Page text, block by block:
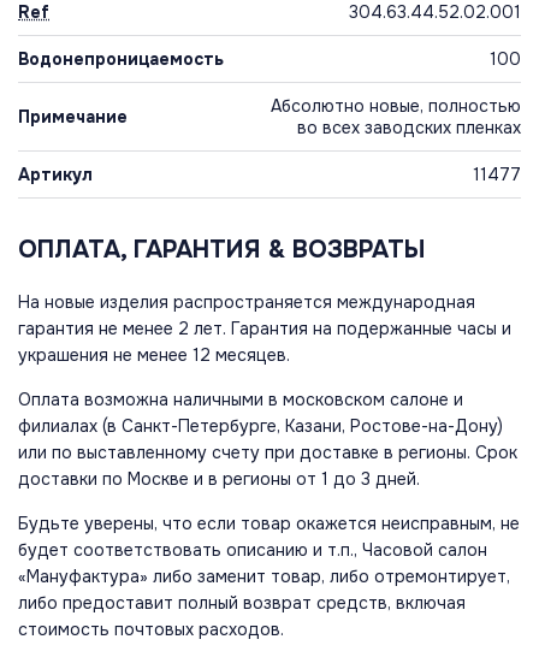
Ref 304.63.44.52.02.001
Водонепроницаемость 100
Примечание
Абсолютно новые, полностью
во всех заводских пленках
Артикул 11477
ОПЛАТА, ГАРАНТИЯ & ВОЗВРАТЫ
На новые изделия распространяется международная
гарантия не менее 2 лет. Гарантия на подержанные часы и
украшения не менее 12 месяцев.
Оплата возможна наличными в московском салоне и
филиалах (в Санкт-Петербурге, Казани, Ростове-на-Дону)
или по выставленному счету при доставке в регионы. Срок
доставки по Москве и в регионы от 1 до 3 дней.
Будьте уверены, что если товар окажется неисправным, не
будет соответствовать описанию и т.п., Часовой салон
«Мануфактура» либо заменит товар, либо отремонтирует,
либо предоставит полный возврат средств, включая
стоимость почтовых расходов.